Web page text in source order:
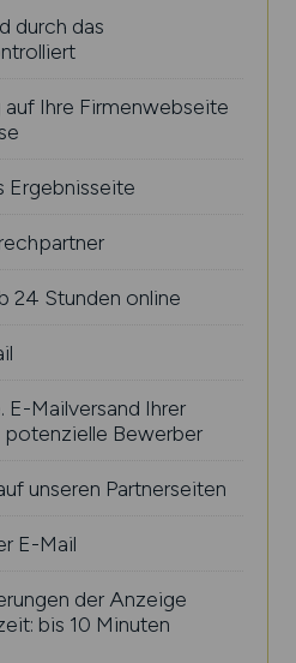
durch das
auf Ihre Firmenwebseite
Ergebnisseite
24 Stunden online
Mailversand Ihrer
potenzielle Bewerber
unseren Partnerseiten
E-Mail
der Anzeige
bis 10 Minuten